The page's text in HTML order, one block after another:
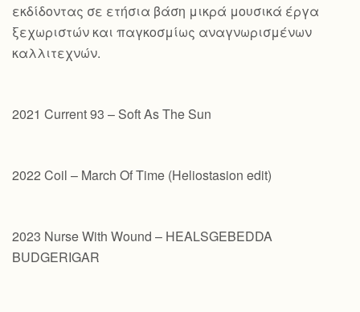
εκδίδοντας σε ετήσια βάση μικρά μουσικά έργα
ξεχωριστών και παγκοσμίως αναγνωρισμένων
καλλιτεχνών.
2021 Current 93 – Soft As The Sun
2022 Coil – March Of Time (Heliostasion edit)
2023 Nurse With Wound – HEALSGEBEDDA
BUDGERIGAR